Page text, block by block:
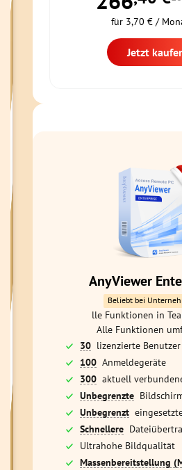
für 3,70 € /
Jetzt
AnyViewer
Beliebt bei
lle Funktionen in
Alle Funktionen
30 lizenzierte Benutzer
100 Anmeldegeräte
300 aktuell
Unbegrenzte
Unbegrenzt
Schnellere
Ultrahohe Bildqualität
Massenbereitstellung